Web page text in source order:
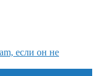
если он не